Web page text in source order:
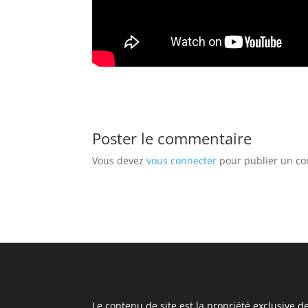
Poster le commentaire
Vous devezvous connecter pour publier un